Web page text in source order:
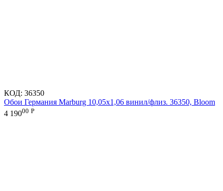
КОД: 36350
Обои Германия Marburg 10,05x1,06 винил/флиз. 36350, Bloom
4 19000 Р